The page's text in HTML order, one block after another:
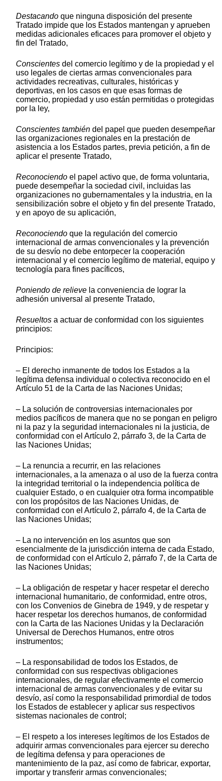
Destacando que ninguna disposición del presente
Tratado impide que los Estados mantengan y aprueben
medidas adicionales eficaces para promover el objeto y
fin del Tratado,
Conscientes del comercio legítimo y de la propiedad y el
uso legales de ciertas armas convencionales para
actividades recreativas, culturales, históricas y
deportivas, en los casos en que esas formas de
comercio, propiedad y uso están permitidas o protegidas
por la ley,
Conscientes también del papel que pueden desempeñar
las organizaciones regionales en la prestación de
asistencia a los Estados partes, previa petición, a fin de
aplicar el presente Tratado,
Reconociendo el papel activo que, de forma voluntaria,
puede desempeñar la sociedad civil, incluidas las
organizaciones no gubernamentales y la industria, en la
sensibilización sobre el objeto y fin del presente Tratado,
y en apoyo de su aplicación,
Reconociendo que la regulación del comercio
internacional de armas convencionales y la prevención
de su desvío no debe entorpecer la cooperación
internacional y el comercio legítimo de material, equipo y
tecnología para fines pacíficos,
Poniendo de relieve la conveniencia de lograr la
adhesión universal al presente Tratado,
Resueltos a actuar de conformidad con los siguientes
principios:
Principios:
– El derecho inmanente de todos los Estados a la
legítima defensa individual o colectiva reconocido en el
Artículo 51 de la Carta de las Naciones Unidas;
– La solución de controversias internacionales por
medios pacíficos de manera que no se pongan en peligro
ni la paz y la seguridad internacionales ni la justicia, de
conformidad con el Artículo 2, párrafo 3, de la Carta de
las Naciones Unidas;
– La renuncia a recurrir, en las relaciones
internacionales, a la amenaza o al uso de la fuerza contra
la integridad territorial o la independencia política de
cualquier Estado, o en cualquier otra forma incompatible
con los propósitos de las Naciones Unidas, de
conformidad con el Artículo 2, párrafo 4, de la Carta de
las Naciones Unidas;
– La no intervención en los asuntos que son
esencialmente de la jurisdicción interna de cada Estado,
de conformidad con el Artículo 2, párrafo 7, de la Carta de
las Naciones Unidas;
– La obligación de respetar y hacer respetar el derecho
internacional humanitario, de conformidad, entre otros,
con los Convenios de Ginebra de 1949, y de respetar y
hacer respetar los derechos humanos, de conformidad
con la Carta de las Naciones Unidas y la Declaración
Universal de Derechos Humanos, entre otros
instrumentos;
– La responsabilidad de todos los Estados, de
conformidad con sus respectivas obligaciones
internacionales, de regular efectivamente el comercio
internacional de armas convencionales y de evitar su
desvío, así como la responsabilidad primordial de todos
los Estados de establecer y aplicar sus respectivos
sistemas nacionales de control;
– El respeto a los intereses legítimos de los Estados de
adquirir armas convencionales para ejercer su derecho
de legítima defensa y para operaciones de
mantenimiento de la paz, así como de fabricar, exportar,
importar y transferir armas convencionales;